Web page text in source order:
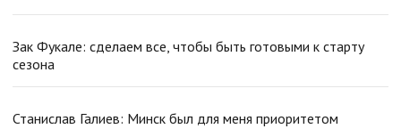
Зак Фукале: сделаем все, чтобы быть готовыми к старту
сезона
Станислав Галиев: Минск был для меня приоритетом